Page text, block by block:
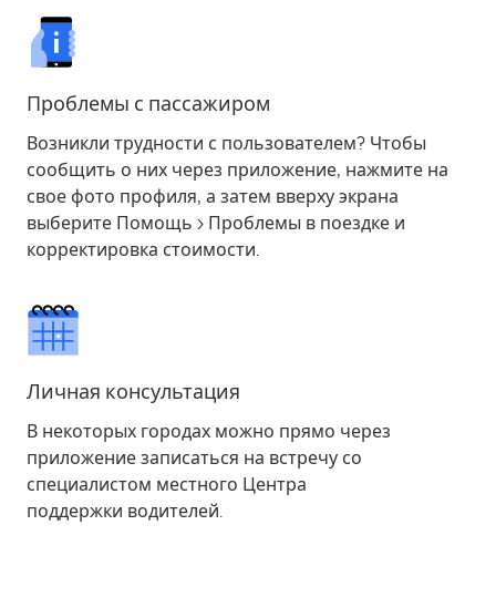
Проблемы с пассажиром
Возникли трудности с пользователем? Чтобы
сообщить о них через приложение, нажмите на
свое фото профиля, а затем вверху экрана
выберите Помощь > Проблемы в поездке и
корректировка стоимости.
Личная консультация
В некоторых городах можно прямо через
приложение записаться на встречу со
специалистом местного Центра
поддержки водителей.